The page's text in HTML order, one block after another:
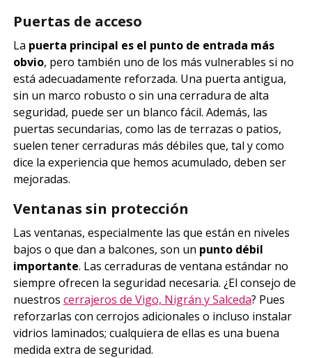
Puertas de acceso
La puerta principal es el punto de entrada más
obvio, pero también uno de los más vulnerables si no
está adecuadamente reforzada. Una puerta antigua,
sin un marco robusto o sin una cerradura de alta
seguridad, puede ser un blanco fácil. Además, las
puertas secundarias, como las de terrazas o patios,
suelen tener cerraduras más débiles que, tal y como
dice la experiencia que hemos acumulado, deben ser
mejoradas.
Ventanas sin protección
Las ventanas, especialmente las que están en niveles
bajos o que dan a balcones, son un punto débil
importante. Las cerraduras de ventana estándar no
siempre ofrecen la seguridad necesaria. ¿El consejo de
nuestros cerrajeros de Vigo, Nigrán y Salceda? Pues
reforzarlas con cerrojos adicionales o incluso instalar
vidrios laminados; cualquiera de ellas es una buena
medida extra de seguridad.